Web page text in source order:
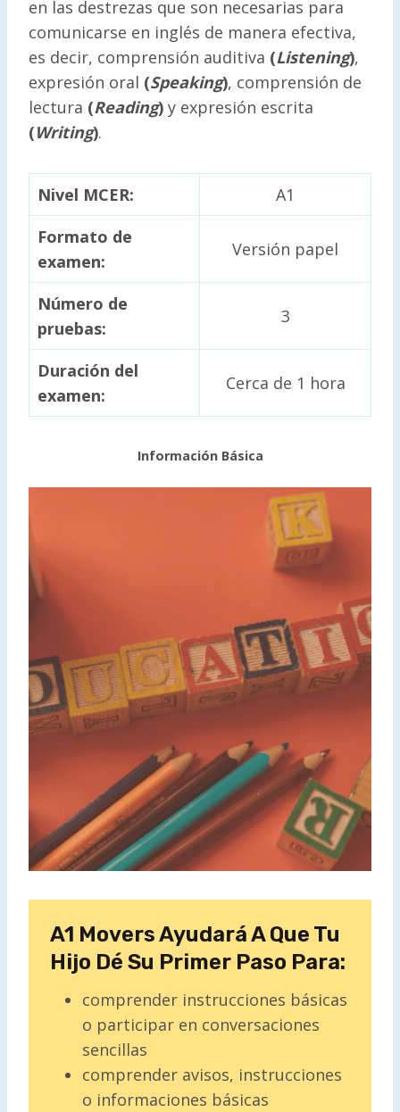
en las destrezas que son necesarias para
comunicarse en inglés de manera efectiva,
es decir, comprensión auditiva (Listening),
expresión oral (Speaking), comprensión de
lectura (Reading) y expresión escrita
(Writing).
Nivel MCER:
A1
Formato de
examen:
Versión papel
Número de
pruebas:
3
Duración del
examen:
Cerca de 1 hora
Información Básica
A1 Movers Ayudará A Que Tu
Hijo Dé Su Primer Paso Para:
comprender instrucciones básicas
o participar en conversaciones
sencillas
comprender avisos, instrucciones
o informaciones básicas